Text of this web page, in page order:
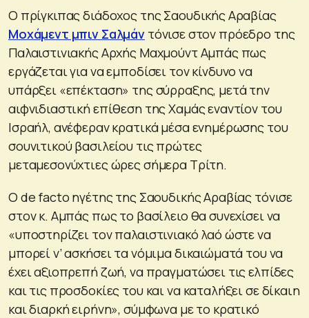
Ο πρίγκιπας διάδοχος της Σαουδικής Αραβίας
Μοχάμεντ μπιν Σαλμάν τόνισε στον πρόεδρο της
Παλαιστινιακής Αρχής Μαχμούντ Αμπάς πως
εργάζεται για να εμποδίσει τον κίνδυνο να
υπάρξει «επέκταση» της σύρραξης, μετά την
αιφνιδιαστική επίθεση της Χαμάς εναντίον του
Ισραήλ, ανέφεραν κρατικά μέσα ενημέρωσης του
σουνιτικού βασιλείου τις πρώτες
μεταμεσονύχτιες ώρες σήμερα Τρίτη.
Ο de facto ηγέτης της Σαουδικής Αραβίας τόνισε
στον κ. Αμπάς πως το βασίλειο θα συνεχίσει να
«υποστηρίζει τον παλαιστινιακό λαό ώστε να
μπορεί ν’ ασκήσει τα νόμιμα δικαιώματά του να
έχει αξιοπρεπή ζωή, να πραγματώσει τις ελπίδες
και τις προσδοκίες του και να καταλήξει σε δίκαιη
και διαρκή ειρήνη», σύμφωνα με το κρατικό